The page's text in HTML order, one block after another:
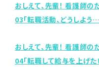
おしえて、先輩！ 看護師
03「転職活動、どうしよう…
おしえて、先輩！ 看護師
04「転職して給与を上げた